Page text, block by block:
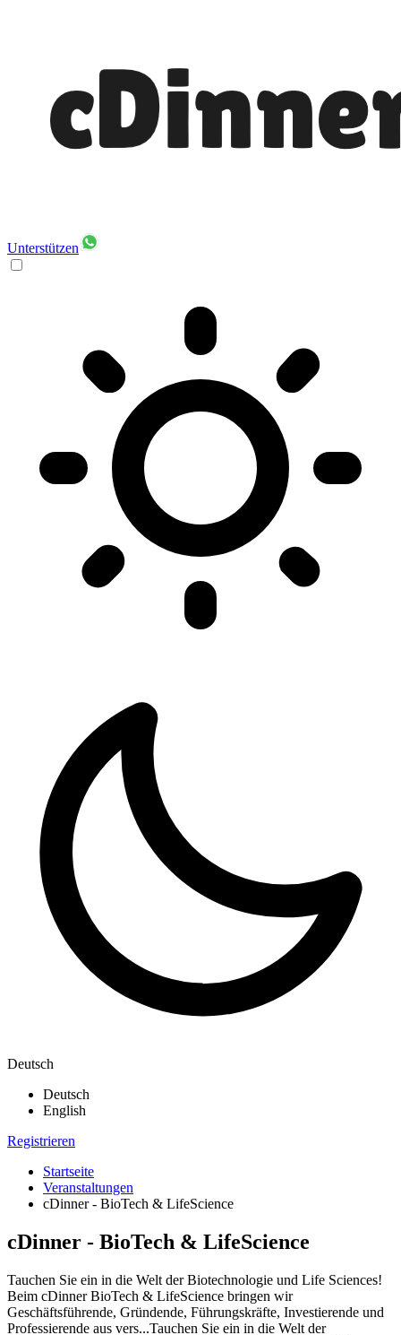
Unterstützen
Deutsch
Deutsch
English
Registrieren
Startseite
Veranstaltungen
cDinner - BioTech & LifeScience
cDinner - BioTech & LifeScience
Tauchen Sie ein in die Welt der Biotechnologie und Life Sciences!
Beim cDinner BioTech & LifeScience bringen wir
Geschäftsführende, Gründende, Führungskräfte, Investierende und
Professierende aus vers...Tauchen Sie ein in die Welt der